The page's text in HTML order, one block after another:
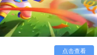
点击查看